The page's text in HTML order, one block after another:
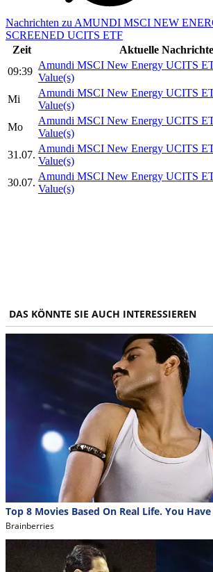
Nachrichten zu AMUNDI MSCI NEW
SCREENED UCITS ETF
Zeit
Aktuelle
09:39
Amundi MSCI New Energy UCITS
Value(s)
Mi
Amundi MSCI New Energy UCITS
Value(s)
Mo
Amundi MSCI New Energy UCITS
Value(s)
31.07.
Amundi MSCI New Energy UCITS
Value(s)
30.07.
Amundi MSCI New Energy UCITS
Value(s)